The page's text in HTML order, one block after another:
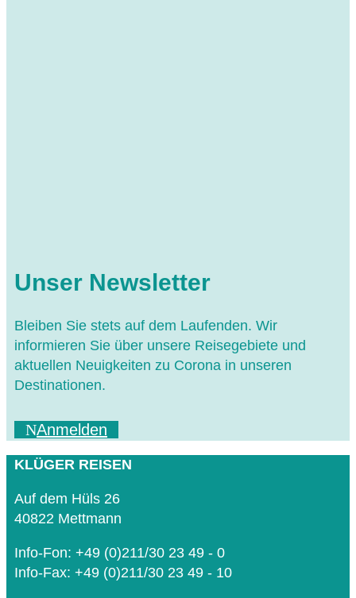
Unser Newsletter
Bleiben Sie stets auf dem Laufenden. Wir
informieren Sie über unsere Reisegebiete und
aktuellen Neuigkeiten zu Corona in unseren
Destinationen.
Anmelden
KLÜGER REISEN
Auf dem Hüls 26
40822 Mettmann
Info-Fon: +49 (0)211/30 23 49 - 0
Info-Fax: +49 (0)211/30 23 49 - 10